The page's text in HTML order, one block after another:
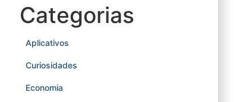
Categorias
Aplicativos
Curiosidades
Economia